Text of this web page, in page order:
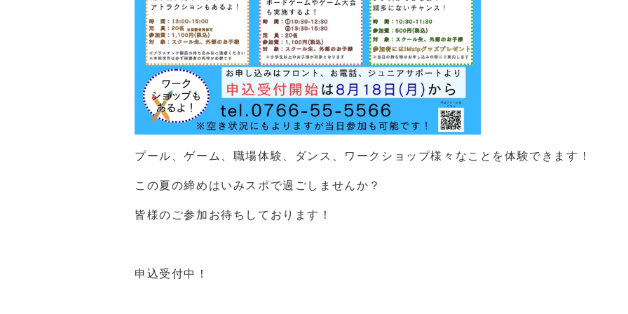
プール、ゲーム、職場体験、ダンス、ワークショップ様々なことを体験できます！
この夏の締めはいみスポで過ごしませんか？
皆様のご参加お待ちしております！
申込受付中！